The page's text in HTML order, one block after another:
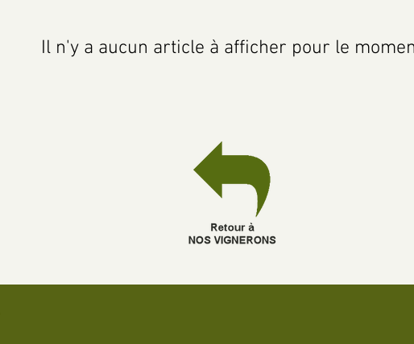
Il n'y a aucun article à afficher pour le